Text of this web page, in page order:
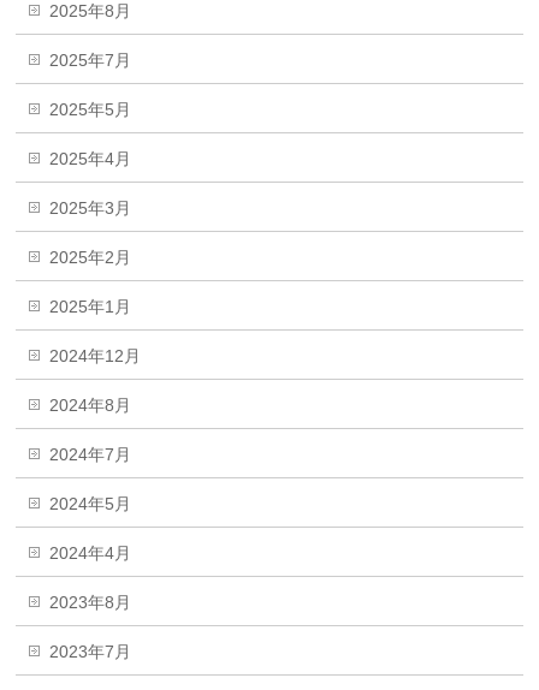
2025年8月
2025年7月
2025年5月
2025年4月
2025年3月
2025年2月
2025年1月
2024年12月
2024年8月
2024年7月
2024年5月
2024年4月
2023年8月
2023年7月